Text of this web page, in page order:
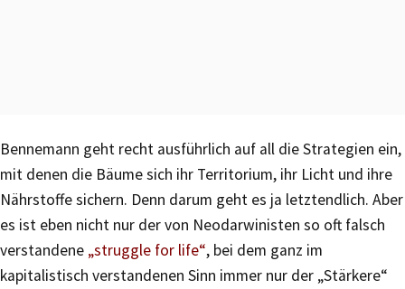
Bennemann geht recht ausführlich auf all die Strategien ein,
mit denen die Bäume sich ihr Territorium, ihr Licht und ihre
Nährstoffe sichern. Denn darum geht es ja letztendlich. Aber
es ist eben nicht nur der von Neodarwinisten so oft falsch
verstandene „struggle for life“, bei dem ganz im
kapitalistisch verstandenen Sinn immer nur der „Stärkere“